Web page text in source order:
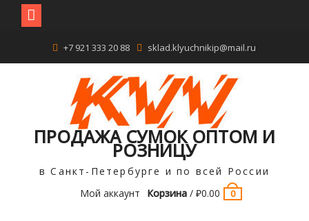
содержимому
+7 921 333 20 88 sklad.klyuchnikip@mail.ru
ПРОДАЖА СУМОК ОПТОМ И
РОЗНИЦУ
в Санкт-Петербурге и по всей России
Мой аккаунт
Корзина/ ₽0.00 0